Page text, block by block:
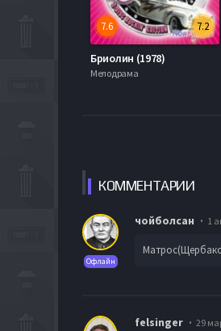
7.2
7.6
Бриолин (1978)
Мелодрама
КОММЕНТАРИИ
Офлайн
чойболсан 1
felsinger 29